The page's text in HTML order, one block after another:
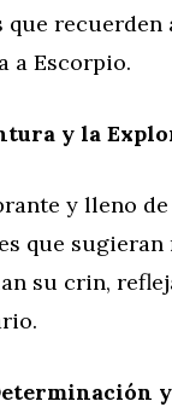
a Escorpio.
y la
y lleno
que
su crin,
y